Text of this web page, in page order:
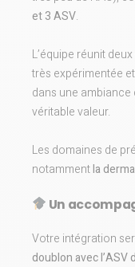
et 3 ASV.
L’équipe réunit
très expérimentée
dans une ambiance
véritable valeur.
Les domaines de
notammentla
Un
Votre intégration
doublon avec l’ASV